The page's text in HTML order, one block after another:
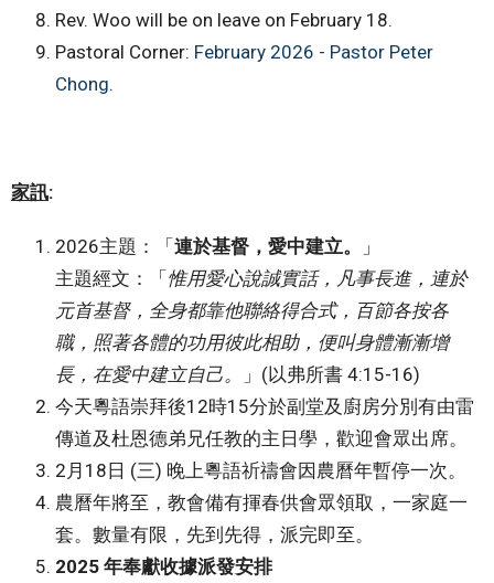
Rev. Woo will be on leave on February 18.
Pastoral Corner: February 2026 - Pastor Peter
Chong.
家訊:
2026主題：「連於基督，愛中建立。
」
主題經文：「惟用愛心說誠實話，凡事長進，連於
元首基督，全身都靠他聯絡得合式，百節各按各
職，照著各體的功用彼此相助，便叫身體漸漸增
長，在愛中建立自己。
」(以弗所書 4:15-16)
今天粵語崇拜後12時15分於副堂及廚房分別有由雷
傳道及杜恩德弟兄任教的主日學，歡迎會眾出席。
2月18日 (三) 晚上粵語祈禱會因農曆年暫停一次。
農曆年將至，教會備有揮春供會眾領取，一家庭一
套。數量有限，先到先得，派完即至。
2025 年奉獻收據派發安排